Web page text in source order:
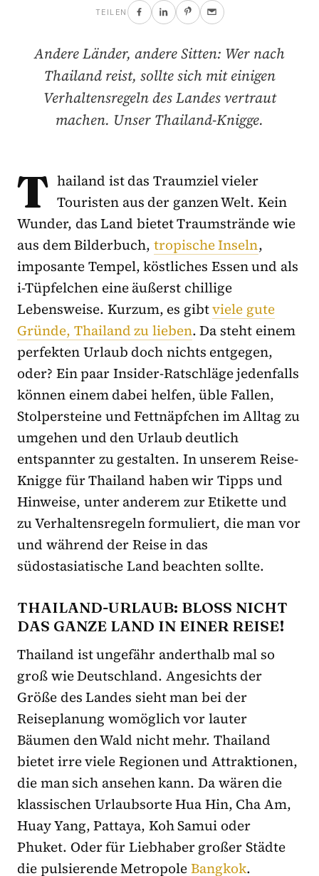
TEILEN
Andere Länder, andere Sitten: Wer nach
Thailand reist, sollte sich mit einigen
Verhaltensregeln des Landes vertraut
machen. Unser Thailand-Knigge.
T hailand ist das Traumziel vieler
Touristen aus der ganzen Welt. Kein
Wunder, das Land bietet Traumstrände wie
aus dem Bilderbuch, tropische Inseln,
imposante Tempel, köstliches Essen und als
i-Tüpfelchen eine äußerst chillige
Lebensweise. Kurzum, es gibtviele gute
Gründe, Thailand zu lieben. Da steht einem
perfekten Urlaub doch nichts entgegen,
oder? Ein paar Insider-Ratschläge jedenfalls
können einem dabei helfen, üble Fallen,
Stolpersteine und Fettnäpfchen im Alltag zu
umgehen und den Urlaub deutlich
entspannter zu gestalten. In unserem Reise-
Knigge für Thailand haben wir Tipps und
Hinweise, unter anderem zur Etikette und
zu Verhaltensregeln formuliert, die man vor
und während der Reise in das
südostasiatische Land beachten sollte.
THAILAND-URLAUB: BLOSS NICHT D
AS GANZE LAND IN EINER REISE!
Thailand ist ungefähr anderthalb mal so
groß wie Deutschland. Angesichts der
Größe des Landes sieht man bei der
Reiseplanung womöglich vor lauter
Bäumen den Wald nicht mehr. Thailand
bietet irre viele Regionen und Attraktionen,
die man sich ansehen kann. Da wären die
klassischen Urlaubsorte Hua Hin, Cha Am,
Huay Yang, Pattaya, Koh Samui oder
Phuket. Oder für Liebhaber großer Städte
die pulsierende MetropoleBangkok.